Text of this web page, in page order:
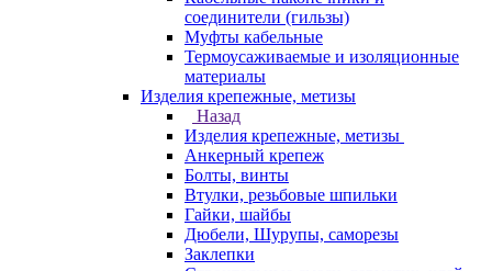
соединители (гильзы)
Муфты кабельные
Термоусаживаемые и изоляционные
материалы
Изделия крепежные, метизы
Назад
Изделия крепежные, метизы
Анкерный крепеж
Болты, винты
Втулки, резьбовые шпильки
Гайки, шайбы
Дюбели, Шурупы, саморезы
Заклепки